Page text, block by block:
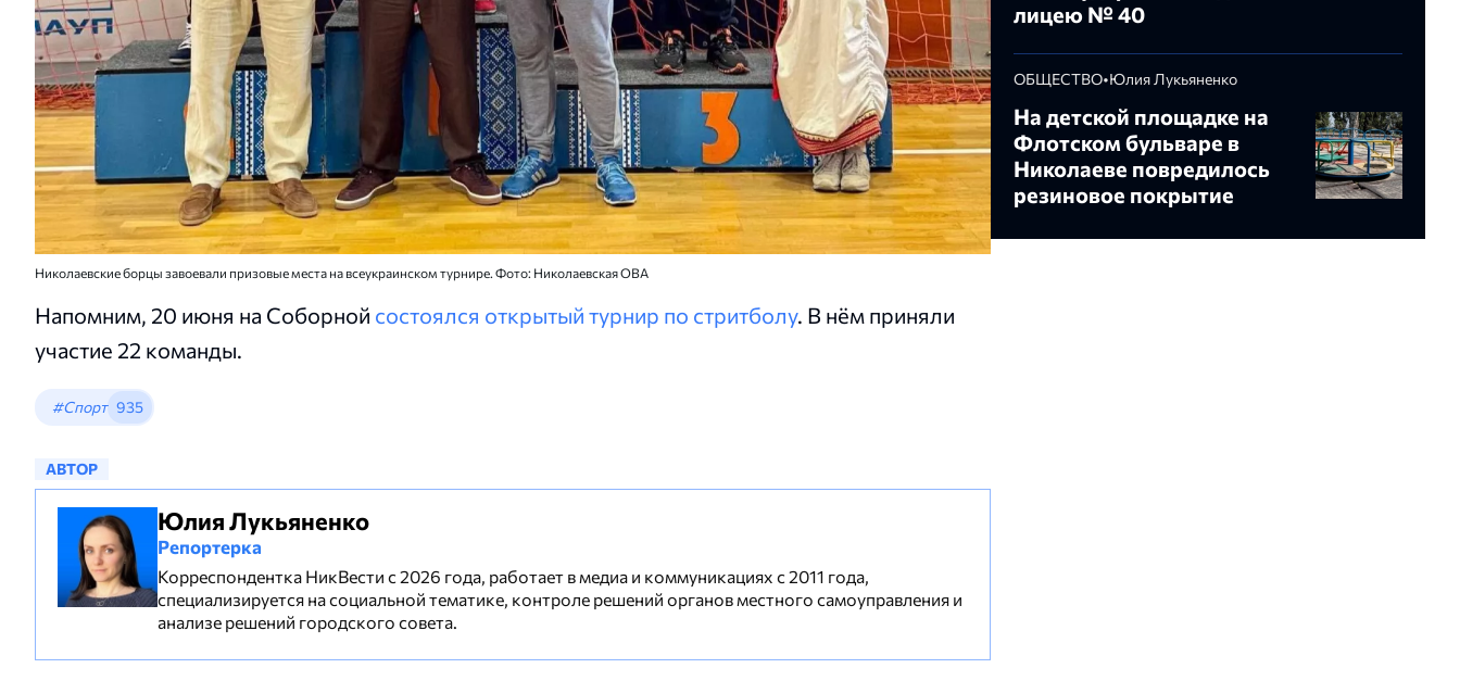
Николаевские борцы завоевали призовые места на всеукраинском турнире. Фото: Николаевская ОВА
Напомним, 20 июня на Соборной состоялся открытый турнир по стритболу. В нём приняли
участие 22 команды.
#Спорт 935
АВТОР
Юлия Лукьяненко
Репортерка
Корреспондентка НикВести с 2026 года, работает в медиа и коммуникациях с 2011 года,
специализируется на социальной тематике, контроле решений органов местного самоуправления и
анализе решений городского совета.
лицею № 40
ОБЩЕСТВО•Юлия Лукьяненко
На детской площадке на
Флотском бульваре в
Николаеве повредилось
резиновое покрытие